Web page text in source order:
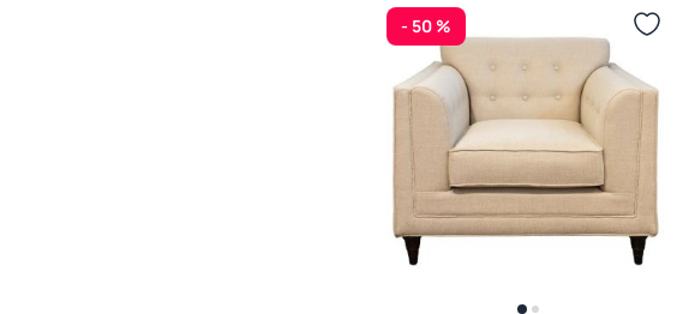
- 50 %